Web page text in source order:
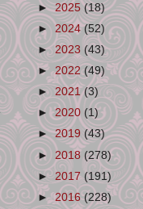
►2025(18)
► 2024(52)
► 2023 (43)
►2022(49)
► 2021(3)
►2020 (1)
►2019 (43)
► 2018 (278)
► 2017(191)
► 2016(228)